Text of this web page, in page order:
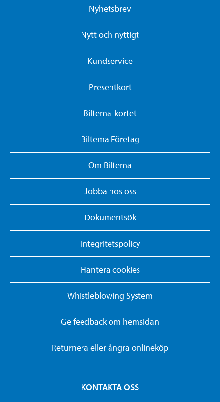
Nyhetsbrev
Nytt och nyttigt
Kundservice
Presentkort
Biltema-kortet
Biltema Företag
Om Biltema
Jobba hos oss
Dokumentsök
Integritetspolicy
Hantera cookies
Whistleblowing System
Ge feedback om hemsidan
Returnera eller ångra onlineköp
KONTAKTA OSS